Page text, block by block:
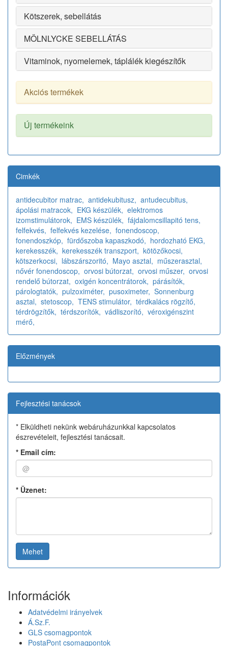
Kötszerek, sebellátás
MÖLNLYCKE SEBELLÁTÁS
Vitaminok, nyomelemek, táplálék kiegészítők
Akciós termékek
Új termékeink
Cimkék
antidecubitor matrac, antidekubitusz, antudecubitus,
ápolási matracok, EKG készülék, elektromos
izomstimulátorok, EMS készülék, fájdalomcsillapitó tens,
felfekvés, felfekvés kezelése, fonendoscop,
fonendoszkóp, fürdőszoba kapaszkodó, hordozható EKG,
kerekesszék, kerekesszék transzport, kötözőkocsi,
kötszerkocsi, lábszárszoritó, Mayo asztal, műszerasztal,
nővér fonendoscop, orvosi bútorzat, orvosi műszer, orvosi
rendelő bútorzat, oxigén koncentrátorok, párásítók,
párologtatók, pulzoximéter, pusoximeter, Sonnenburg
asztal, stetoscop, TENS stimulátor, térdkalács rögzítő,
térdrögzítők, térdszorítók, vádliszorító, véroxigénszint
mérő,
Előzmények
Fejlesztési tanácsok
* Elküldheti nekünk webáruházunkkal kapcsolatos
észrevételeit, fejlesztési tanácsait.
* Email cím:
* Üzenet:
Mehet
Információk
Adatvédelmi irányelvek
Á.Sz.F.
GLS csomagpontok
PostaPont csomagpontok